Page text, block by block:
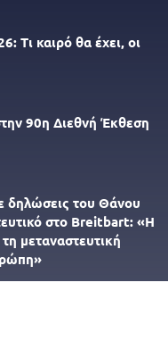
Τι καιρό θα έχει, οι
90η Διεθνή Έκθεση
δηλώσεις του Θάνου
στο Breitbart: «Η
μεταναστευτική